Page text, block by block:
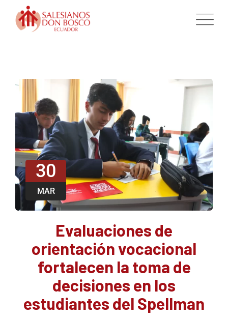
30
MAR
Evaluaciones de
orientación vocacional
fortalecen la toma de
decisiones en los
estudiantes del Spellman